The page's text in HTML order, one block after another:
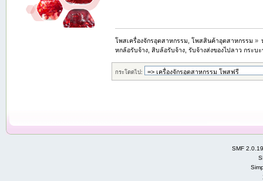
โพสเครื่องจักรอุตสาหกรรม, โพสสินค้าอุตสาหกรรม »
หกล้อรับจ้าง, สิบล้อรับจ้าง, รับจ้างส่งของไปลาว กระบ
กระโดดไป:
SMF 2.0.19